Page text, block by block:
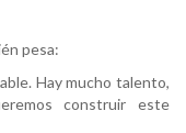
pesa:
Hay mucho talento,
construir este